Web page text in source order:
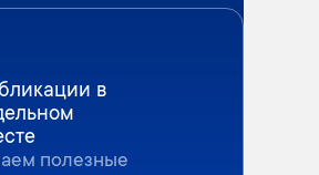
в
полезные